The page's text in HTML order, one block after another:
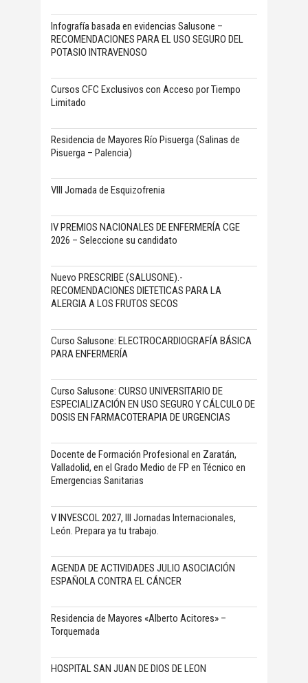
Infografía basada en evidencias Salusone –
RECOMENDACIONES PARA EL USO SEGURO DEL
POTASIO INTRAVENOSO
Cursos CFC Exclusivos con Acceso por Tiempo
Limitado
Residencia de Mayores Río Pisuerga (Salinas de
Pisuerga – Palencia)
VIII Jornada de Esquizofrenia
IV PREMIOS NACIONALES DE ENFERMERÍA CGE
2026 – Seleccione su candidato
Nuevo PRESCRIBE (SALUSONE).-
RECOMENDACIONES DIETETICAS PARA LA
ALERGIA A LOS FRUTOS SECOS
Curso Salusone: ELECTROCARDIOGRAFÍA BÁSICA
PARA ENFERMERÍA
Curso Salusone: CURSO UNIVERSITARIO DE
ESPECIALIZACIÓN EN USO SEGURO Y CÁLCULO DE
DOSIS EN FARMACOTERAPIA DE URGENCIAS
Docente de Formación Profesional en Zaratán,
Valladolid, en el Grado Medio de FP en Técnico en
Emergencias Sanitarias
V INVESCOL 2027, III Jornadas Internacionales,
León. Prepara ya tu trabajo.
AGENDA DE ACTIVIDADES JULIO ASOCIACIÓN
ESPAÑOLA CONTRA EL CÁNCER
Residencia de Mayores «Alberto Acitores» –
Torquemada
HOSPITAL SAN JUAN DE DIOS DE LEON